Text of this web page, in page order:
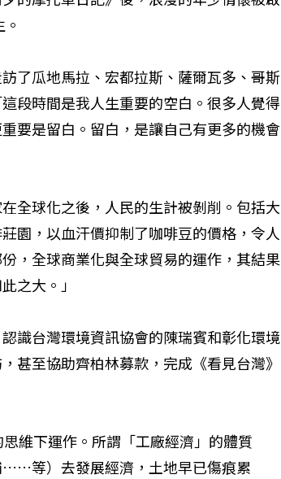
了瓜地馬拉、宏都拉斯、薩爾瓦多、哥斯
段時間是我人生重要的空白。很多人覺得
要是留白。留白，是讓自己有更多的機會
全球化之後，人民的生計被剝削。包括大
園，以血汗價抑制了咖啡豆的價格，令人
，全球商業化與全球貿易的運作，其結果
之大。」
識台灣環境資訊協會的陳瑞賓和彰化環境
甚至協助齊柏林募款，完成《看見台灣》
維下運作。所謂「工廠經濟」的體質
……等）去發展經濟，土地早已傷痕累